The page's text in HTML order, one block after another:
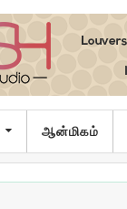
ஆன்மிகம்